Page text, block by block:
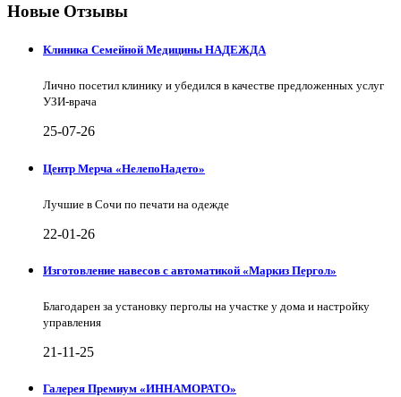
Новые Отзывы
Клиника Семейной Медицины НАДЕЖДА
Лично посетил клинику и убедился в качестве предложенных услуг
УЗИ-врача
25-07-26
Центр Мерча «НелепоНадето»
Лучшие в Сочи по печати на одежде
22-01-26
Изготовление навесов с автоматикой «Маркиз Пергол»
Благодарен за установку перголы на участке у дома и настройку
управления
21-11-25
Галерея Премиум «ИННАМОРАТО»